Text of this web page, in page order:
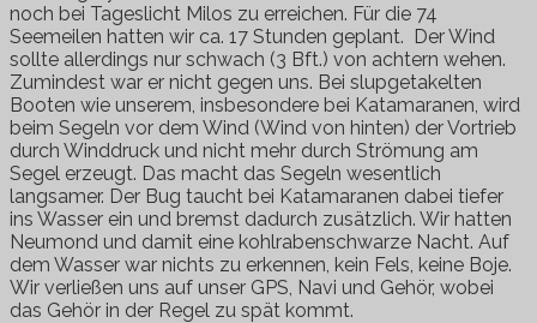
noch bei Tageslicht Milos zu erreichen. Für die 74
Seemeilen hatten wir ca. 17 Stunden geplant. Der Wind
sollte allerdings nur schwach (3 Bft.) von achtern wehen.
Zumindest war er nicht gegen uns. Bei slupgetakelten
Booten wie unserem, insbesondere bei Katamaranen, wird
beim Segeln vor dem Wind (Wind von hinten) der Vortrieb
durch Winddruck und nicht mehr durch Strömung am
Segel erzeugt. Das macht das Segeln wesentlich
langsamer. Der Bug taucht bei Katamaranen dabei tiefer
ins Wasser ein und bremst dadurch zusätzlich. Wir hatten
Neumond und damit eine kohlrabenschwarze Nacht. Auf
dem Wasser war nichts zu erkennen, kein Fels, keine Boje.
Wir verließen uns auf unser GPS, Navi und Gehör, wobei
das Gehör in der Regel zu spät kommt.